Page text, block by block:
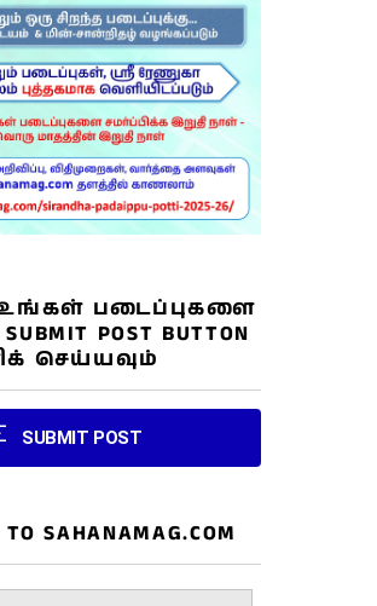
உங்கள் படைப்புகளை
POST BUTTON
செய்யவும்
SUBMIT POST
TO SAHANAMAG.COM